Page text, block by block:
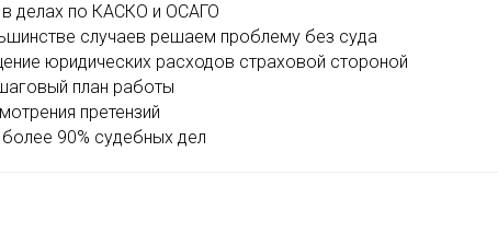
в делах по КАСКО и ОСАГО
случаев решаем проблему без суда
юридических расходов страховой стороной
план работы
претензий
90% судебных дел